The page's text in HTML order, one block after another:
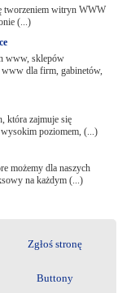
tworzeniem witryn WWW
(...)
www, sklepów
dla firm, gabinetów,
która zajmuje się
poziomem, (...)
możemy dla naszych
na każdym (...)
Zgłoś stronę
Buttony